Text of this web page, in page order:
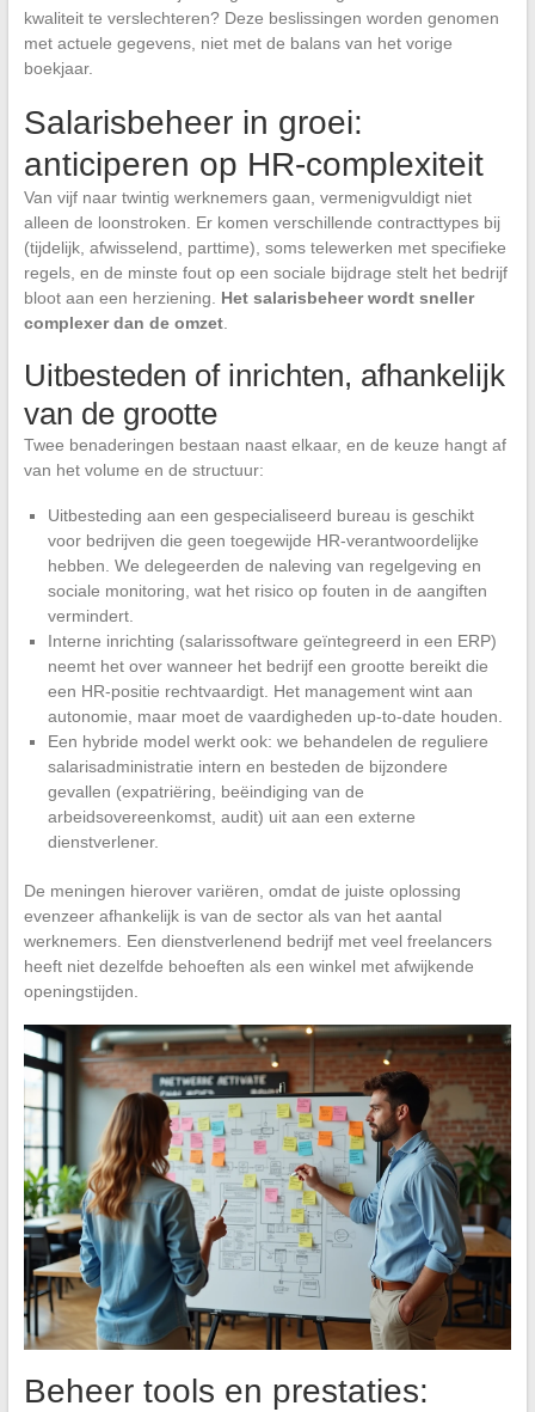
kwaliteit te verslechteren? Deze beslissingen worden genomen
met actuele gegevens, niet met de balans van het vorige
boekjaar.
Salarisbeheer in groei:
anticiperen op HR-complexiteit
Van vijf naar twintig werknemers gaan, vermenigvuldigt niet
alleen de loonstroken. Er komen verschillende contracttypes bij
(tijdelijk, afwisselend, parttime), soms telewerken met specifieke
regels, en de minste fout op een sociale bijdrage stelt het bedrijf
bloot aan een herziening. Het salarisbeheer wordt sneller
complexer dan de omzet.
Uitbesteden of inrichten, afhankelijk
van de grootte
Twee benaderingen bestaan naast elkaar, en de keuze hangt af
van het volume en de structuur:
Uitbesteding aan een gespecialiseerd bureau is geschikt
voor bedrijven die geen toegewijde HR-verantwoordelijke
hebben. We delegeerden de naleving van regelgeving en
sociale monitoring, wat het risico op fouten in de aangiften
vermindert.
Interne inrichting (salarissoftware geïntegreerd in een ERP)
neemt het over wanneer het bedrijf een grootte bereikt die
een HR-positie rechtvaardigt. Het management wint aan
autonomie, maar moet de vaardigheden up-to-date houden.
Een hybride model werkt ook: we behandelen de reguliere
salarisadministratie intern en besteden de bijzondere
gevallen (expatriëring, beëindiging van de
arbeidsovereenkomst, audit) uit aan een externe
dienstverlener.
De meningen hierover variëren, omdat de juiste oplossing
evenzeer afhankelijk is van de sector als van het aantal
werknemers. Een dienstverlenend bedrijf met veel freelancers
heeft niet dezelfde behoeften als een winkel met afwijkende
openingstijden.
Beheer tools en prestaties: